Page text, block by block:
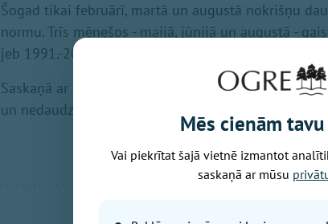
Šogad tikai februārī, martā un augustā nokrišņu
normu. Trīs mēnešos - maijā, jūnijā un augustā -
jeb 1991.-2020.gada vidējo rādītāju.
Saskaņā ar Eiropas Vidēja termiņa laika prognožu
un nedaudz sausāks nekā ierasts.
Nākamais
Mēs cienām
Vai piekrītat šajā vietnē izmantot
saskaņā ar mūsu